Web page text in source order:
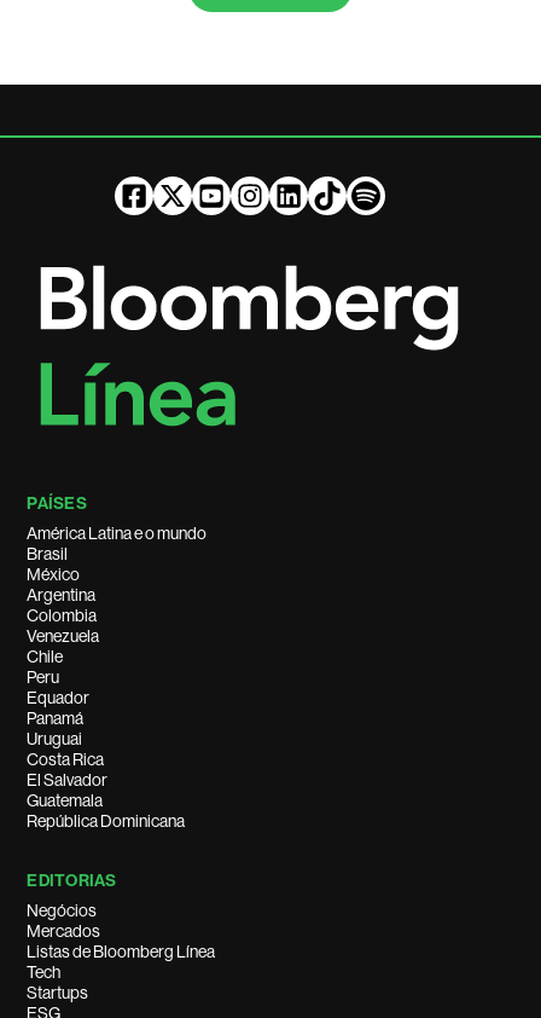
PAÍSES
América Latina e o mundo
Brasil
México
Argentina
Colombia
Venezuela
Chile
Peru
Equador
Panamá
Uruguai
Costa Rica
El Salvador
Guatemala
República Dominicana
EDITORIAS
Negócios
Mercados
Listas de Bloomberg Línea
Tech
Startups
ESG